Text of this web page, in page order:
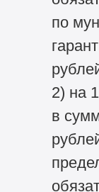
по
2) на
в